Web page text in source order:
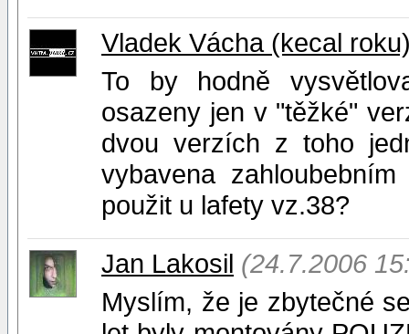
Vladek Vácha (kecal
To by hodně
osazeny jen v "těžké"
dvou verzích z toho
vybavena
použit u lafety vz.38?
Jan Lakosil (24.7.2006
Myslím, že je zbytečné